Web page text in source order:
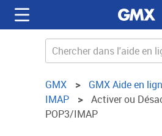
GMX GMX Aide en
IMAP
Activer ou
POP3/IMAP